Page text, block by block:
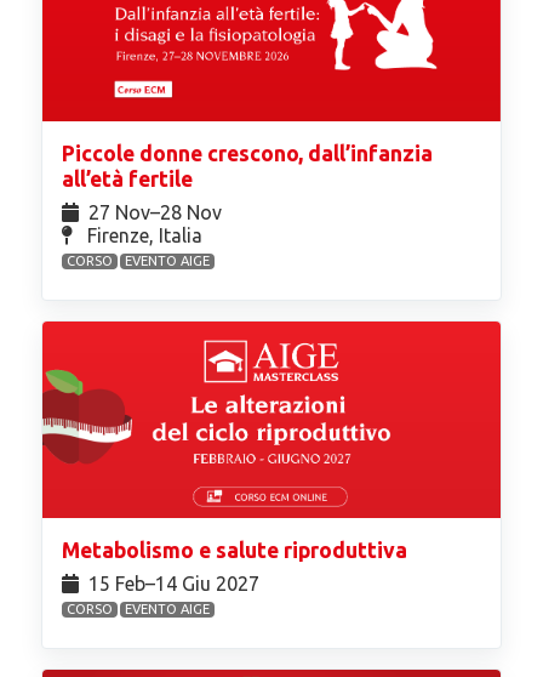
Piccole donne crescono, dall’infanzia
all’età fertile
27 Nov⁠–28 Nov
Firenze, Italia
CORSO EVENTO AIGE
Metabolismo e salute riproduttiva
15 Feb⁠–14 Giu 2027
CORSO EVENTO AIGE